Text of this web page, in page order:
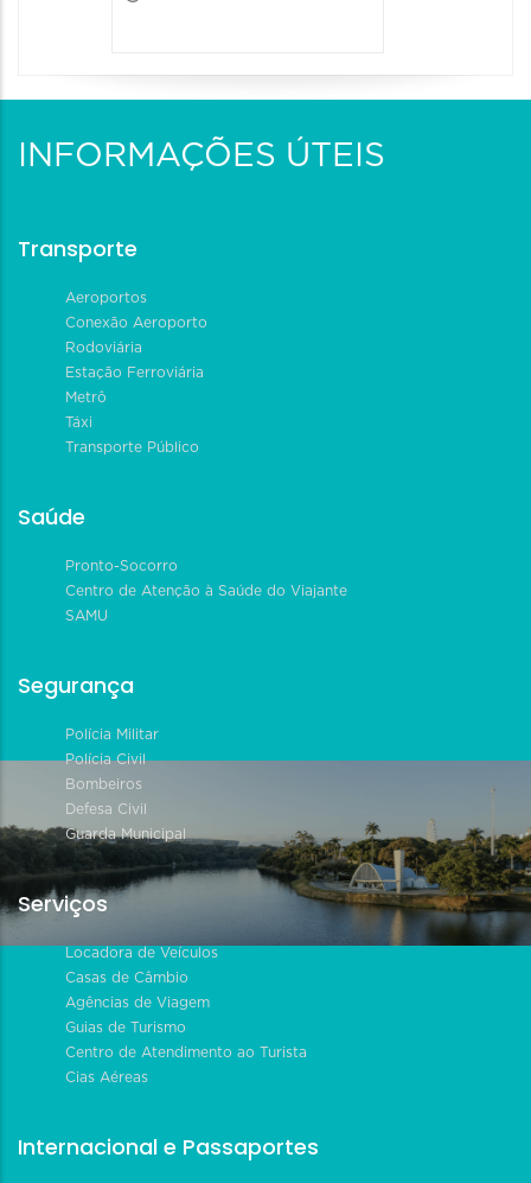
INFORMAÇÕES ÚTEIS
Transporte
Aeroportos
Conexão Aeroporto
Rodoviária
Estação Ferroviária
Metrô
Táxi
Transporte Público
Saúde
Pronto-Socorro
Centro de Atenção à Saúde do Viajante
SAMU
Segurança
Polícia Militar
Polícia Civil
Bombeiros
Defesa Civil
Guarda Municipal
Serviços
Locadora de Veículos
Casas de Câmbio
Agências de Viagem
Guias de Turismo
Centro de Atendimento ao Turista
Cias Aéreas
Internacional e Passaportes